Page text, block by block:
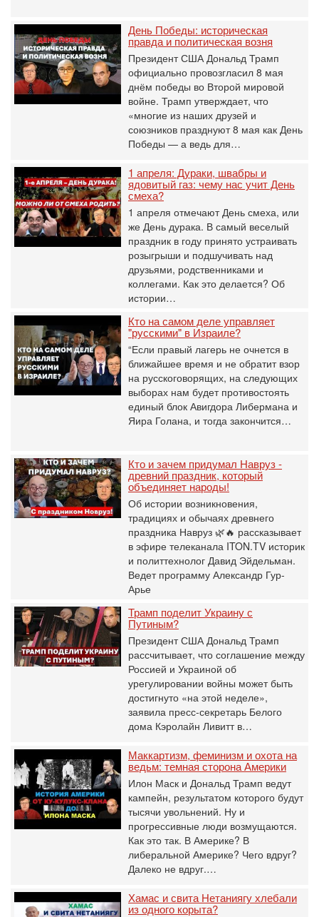
День Победы: историческая
правда и политическая возня
Президент США Дональд Трамп
официально провозгласил 8 мая
днём победы во Второй мировой
войне. Трамп утверждает, что
«многие из наших друзей и
союзников празднуют 8 мая как День
Победы — а ведь для…
1 апреля: Дураки, швабры и
ядовитый газ: чему нас учит День
смеха?
1 апреля отмечают День смеха, или
же День дурака. В самый веселый
праздник в году принято устраивать
розыгрыши и подшучивать над
друзьями, родственниками и
коллегами. Как это делается? Об
истории…
Кто на самом деле управляет
"русскими" в Израиле?
“Если правый лагерь не очнется в
ближайшее время и не обратит взор
на русскоговорящих, на следующих
выборах нам будет противостоять
единый блок Авигдора Либермана и
Яира Голана, и тогда закончится…
Кто и зачем придумал Навруз -
древний праздник, который
объединяет народы!
Об истории возникновения,
традициях и обычаях древнего
праздника Навруз 🌿🔥 рассказывает
в эфире телеканала ITON.TV историк
и политтехнолог Давид Эйдельман.
Ведет программу Александр Гур-
Арье
Трамп поделит Украину с
Путиным?
Президент США Дональд Трамп
рассчитывает, что соглашение между
Россией и Украиной об
урегулировании войны может быть
достигнуто «на этой неделе»,
заявила пресс-секретарь Белого
дома Кэролайн Ливитт в…
Маккартизм, феминизм и охота на
ведьм: темная сторона Америки
Илон Маск и Дональд Трамп ведут
кампейн, результатом которого будут
тысячи увольнений. Ну и
прогрессивные люди возмущаются.
Как это так. В Америке? В
либеральной Америке? Чего вдруг?
Далеко не вдруг.…
Хамас и свита Нетаниягу хлебали
из одного корыта?